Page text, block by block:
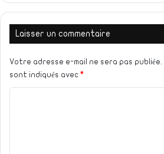
Laisser un commentaire
Votre adresse e-mail ne sera pas publiée.
sont indiqués avec *